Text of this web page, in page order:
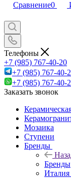
Сравнение0
Телефоны
+7 (985) 767-40-20
+7 (985) 767-40-
+7 (985) 767-40-
Заказать звонок
Мозаика
Ступени
Бренды
Бренды
Италия